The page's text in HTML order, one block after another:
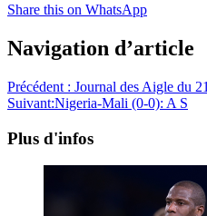
Share this on WhatsApp
Navigation d’article
Précédent : Journal des Aigle du
Suivant:Nigeria-Mali (0-0): A S
Plus d'infos